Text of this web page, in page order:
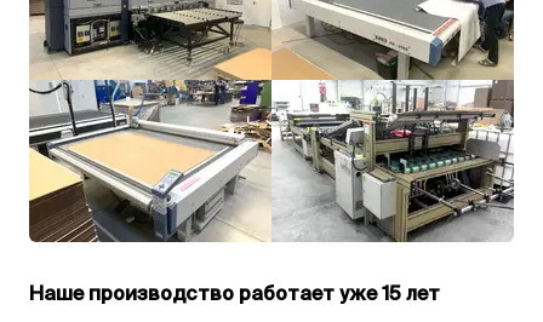
Наше производство работает уже 15 лет